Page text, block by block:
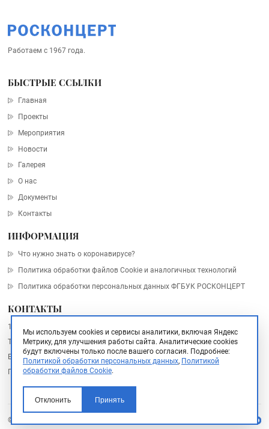
Работаем с 1967 года.
БЫСТРЫЕ ССЫЛКИ
Главная
Проекты
Мероприятия
Новости
Галерея
О нас
Документы
Контакты
ИНФОРМАЦИЯ
Что нужно знать о коронавирусе?
Политика обработки файлов Cookie и аналогичных технологий
Политика обработки персональных данных ФГБУК РОСКОНЦЕРТ
КОНТАКТЫ
101000, Москва, Архангельский пер., дом 10, стр. 2
Тел.:+7 (495) 748 67 77
Email: info@rosconcert.ru
Пресс-служба:pr@rosconcert.ru
© 2026, ФГБУК РОСКОНЦЕРТ
Мы используем cookies и сервисы аналитики, включая Яндекс
Метрику, для улучшения работы сайта. Аналитические cookies
будут включены только после вашего согласия. Подробнее:
Политикой обработки персональных данных, Политикой
обработки файлов Cookie.
Отклонить Принять